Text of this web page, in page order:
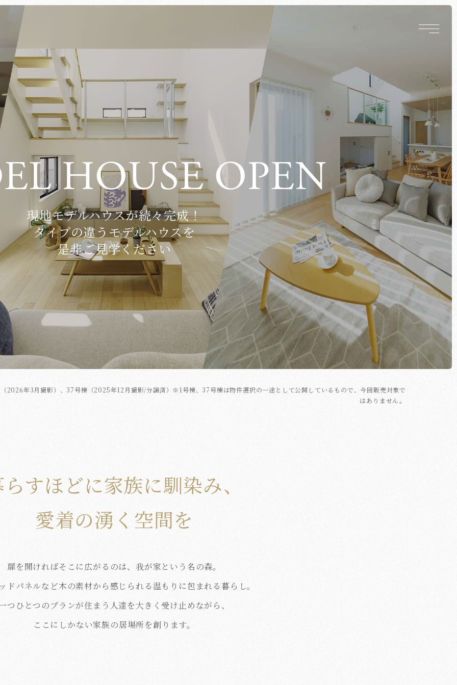
EL HOUSE OPEN
現地モデルハウスが続々完成！
タイプの違うモデルハウスを
是非ご見学ください
2026年3月撮影）、37号棟（2025年12月撮影/分譲済）※1号棟、37号棟は物件選択の一途として公開しているもので、今回販売対象で
はありません。
すほどに家族に馴染み、
愛着の湧く空間を
扉を開ければそこに広がるのは、我が家という名の森。
ドパネルなど木の素材から感じられる温もりに包まれる暮らし。
つひとつのプランが住まう人達を大きく受け止めながら、
ここにしかない家族の居場所を創ります。